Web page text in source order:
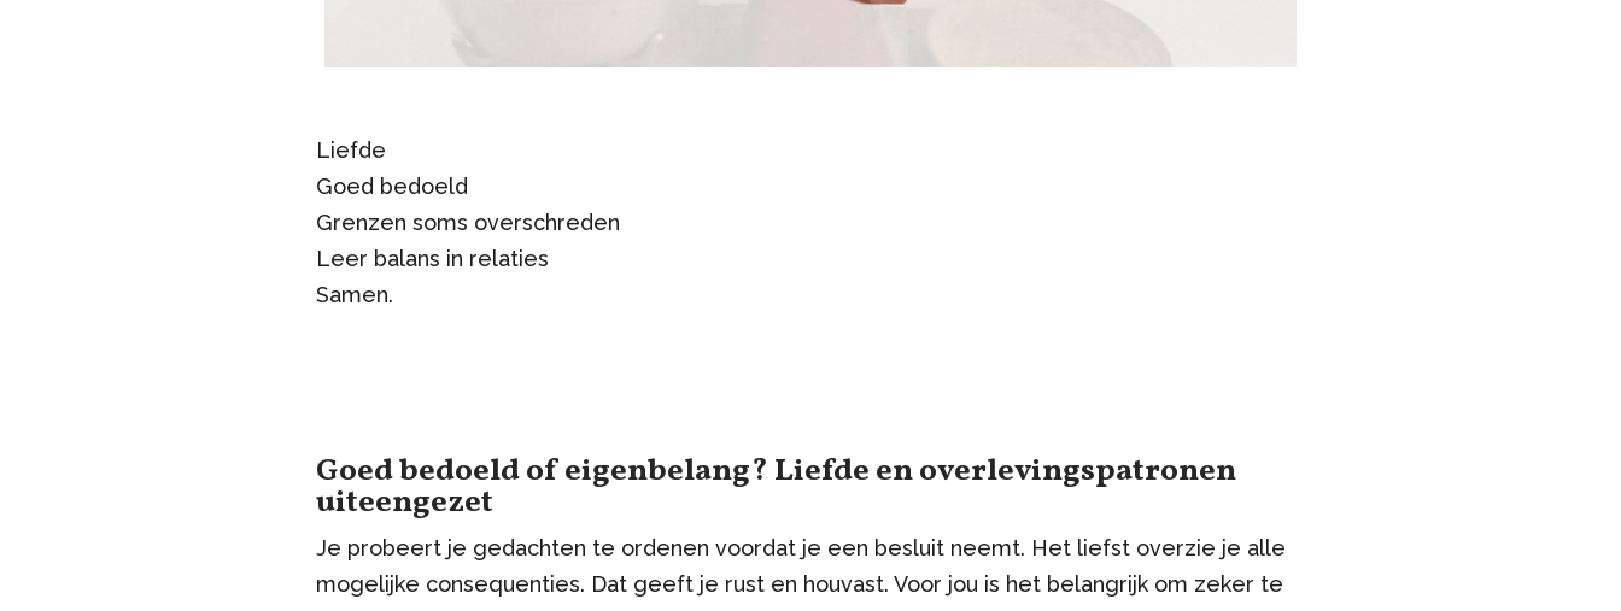
Liefde
Goed bedoeld
Grenzen soms overschreden
Leer balans in relaties
Samen.
Goed bedoeld of eigenbelang? Liefde en overlevingspatronen
uiteengezet
Je probeert je gedachten te ordenen voordat je een besluit neemt. Het liefst overzie je alle
mogelijke consequenties. Dat geeft je rust en houvast. Voor jou is het belangrijk om zeker te